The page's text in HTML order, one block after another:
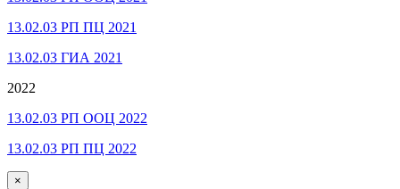
13.02.03 РП ПЦ 2021
13.02.03 ГИА 2021
2022
13.02.03 РП ООЦ 2022
13.02.03 РП ПЦ 2022
×